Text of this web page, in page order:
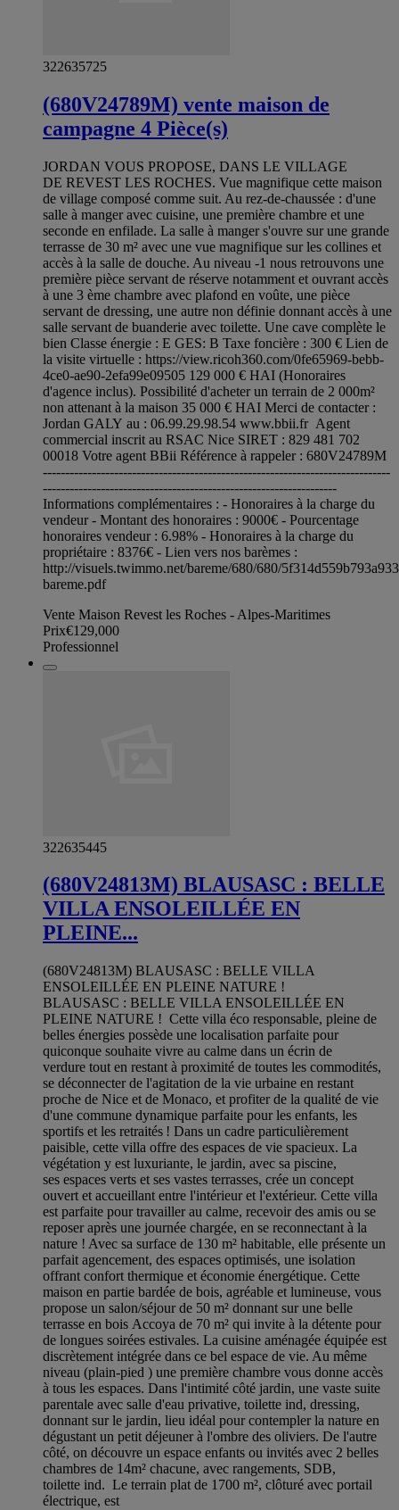
322635725
(680V24789M) vente maison de
campagne 4 Pièce(s)
JORDAN VOUS PROPOSE, DANS LE VILLAGE
DE REVEST LES ROCHES. Vue magnifique cette maison
de village composé comme suit. Au rez-de-chaussée : d'une
salle à manger avec cuisine, une première chambre et une
seconde en enfilade. La salle à manger s'ouvre sur une grande
terrasse de 30 m² avec une vue magnifique sur les collines et
accès à la salle de douche. Au niveau -1 nous retrouvons une
première pièce servant de réserve notamment et ouvrant accès
à une 3 ème chambre avec plafond en voûte, une pièce
servant de dressing, une autre non définie donnant accès à une
salle servant de buanderie avec toilette. Une cave complète le
bien Classe énergie : E GES: B Taxe foncière : 300 € Lien de
la visite virtuelle : https://view.ricoh360.com/0fe65969-bebb-
4ce0-ae90-2efa99e09505 129 000 € HAI (Honoraires
d'agence inclus). Possibilité d'acheter un terrain de 2 000m²
non attenant à la maison 35 000 € HAI Merci de contacter :
Jordan GALY au : 06.99.29.98.54 www.bbii.fr Agent
commercial inscrit au RSAC Nice SIRET : 829 481 702
00018 Votre agent BBii Référence à rappeler : 680V24789M
------------------------------------------------------------------------------
------------------------------------------------------------------
Informations complémentaires : - Honoraires à la charge du
vendeur - Montant des honoraires : 9000€ - Pourcentage
honoraires vendeur : 6.98% - Honoraires à la charge du
propriétaire : 8376€ - Lien vers nos barèmes :
http://visuels.twimmo.net/bareme/680/680/
bareme.pdf
Vente Maison Revest les Roches - Alpes-Maritimes
Prix€129,000
Professionnel
322635445
(680V24813M) BLAUSASC : BELLE
VILLA ENSOLEILLÉE EN
PLEINE...
(680V24813M) BLAUSASC : BELLE VILLA
ENSOLEILLÉE EN PLEINE NATURE !
BLAUSASC : BELLE VILLA ENSOLEILLÉE EN
PLEINE NATURE ! Cette villa éco responsable, pleine de
belles énergies possède une localisation parfaite pour
quiconque souhaite vivre au calme dans un écrin de
verdure tout en restant à proximité de toutes les commodités,
se déconnecter de l'agitation de la vie urbaine en restant
proche de Nice et de Monaco, et profiter de la qualité de vie
d'une commune dynamique parfaite pour les enfants, les
sportifs et les retraités ! Dans un cadre particulièrement
paisible, cette villa offre des espaces de vie spacieux. La
végétation y est luxuriante, le jardin, avec sa piscine,
ses espaces verts et ses vastes terrasses, crée un concept
ouvert et accueillant entre l'intérieur et l'extérieur. Cette villa
est parfaite pour travailler au calme, recevoir des amis ou se
reposer après une journée chargée, en se reconnectant à la
nature ! Avec sa surface de 130 m² habitable, elle présente un
parfait agencement, des espaces optimisés, une isolation
offrant confort thermique et économie énergétique. Cette
maison en partie bardée de bois, agréable et lumineuse, vous
propose un salon/séjour de 50 m² donnant sur une belle
terrasse en bois Accoya de 70 m² qui invite à la détente pour
de longues soirées estivales. La cuisine aménagée équipée est
discrètement intégrée dans ce bel espace de vie. Au même
niveau (plain-pied ) une première chambre vous donne accès
à tous les espaces. Dans l'intimité côté jardin, une vaste suite
parentale avec salle d'eau privative, toilette ind, dressing,
donnant sur le jardin, lieu idéal pour contempler la nature en
dégustant un petit déjeuner à l'ombre des oliviers. De l'autre
côté, on découvre un espace enfants ou invités avec 2 belles
chambres de 14m² chacune, avec rangements, SDB,
toilette ind. Le terrain plat de 1700 m², clôturé avec portail
électrique, est